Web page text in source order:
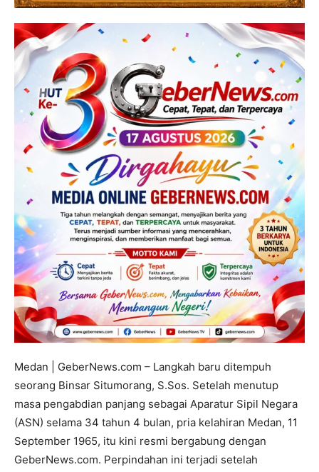
Medan | GeberNews.com – Langkah baru ditempuh
seorang Binsar Situmorang, S.Sos. Setelah menutup
masa pengabdian panjang sebagai Aparatur Sipil Negara
(ASN) selama 34 tahun 4 bulan, pria kelahiran Medan, 11
September 1965, itu kini resmi bergabung dengan
GeberNews.com. Perpindahan ini terjadi setelah